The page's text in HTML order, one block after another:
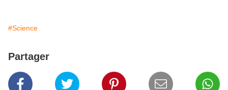
#Science
Partager